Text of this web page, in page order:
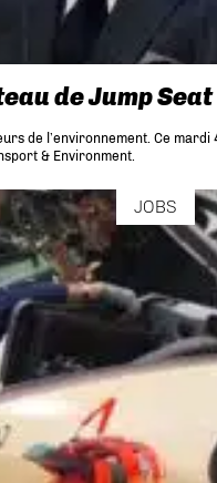
de Jump Seat
de l’environnement. Ce
& Environment.
JOBS